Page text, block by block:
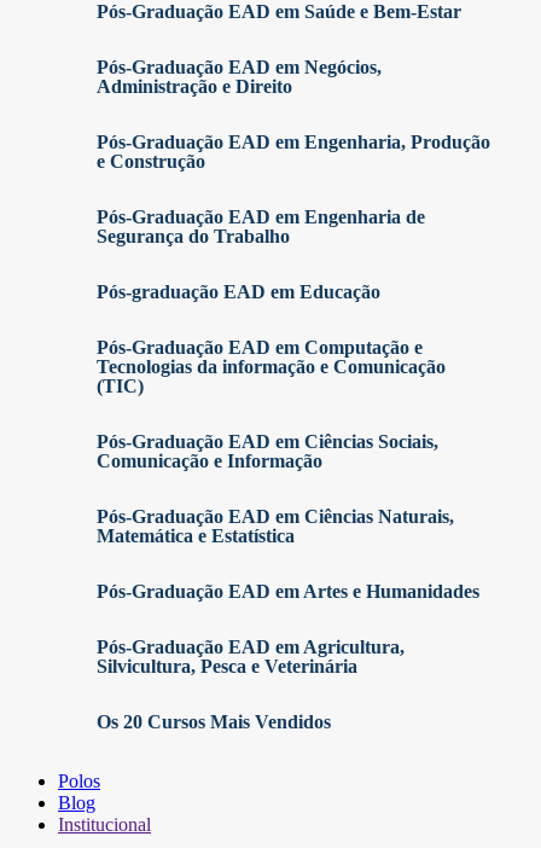
Pós-Graduação EAD em Saúde e Bem-Estar
Pós-Graduação EAD em Negócios,
Administração e Direito
Pós-Graduação EAD em Engenharia, Produção
e Construção
Pós-Graduação EAD em Engenharia de
Segurança do Trabalho
Pós-graduação EAD em Educação
Pós-Graduação EAD em Computação e
Tecnologias da informação e Comunicação
(TIC)
Pós-Graduação EAD em Ciências Sociais,
Comunicação e Informação
Pós-Graduação EAD em Ciências Naturais,
Matemática e Estatística
Pós-Graduação EAD em Artes e Humanidades
Pós-Graduação EAD em Agricultura,
Silvicultura, Pesca e Veterinária
Os 20 Cursos Mais Vendidos
Polos
Blog
Institucional